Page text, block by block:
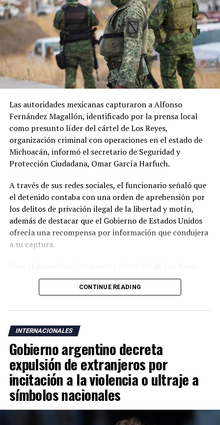
Las autoridades mexicanas capturaron a Alfonso
Fernández Magallón, identificado por la prensa local
como presunto líder del cártel de Los Reyes,
organización criminal con operaciones en el estado de
Michoacán, informó el secretario de Seguridad y
Protección Ciudadana, Omar García Harfuch.
A través de sus redes sociales, el funcionario señaló que
el detenido contaba con una orden de aprehensión por
los delitos de privación ilegal de la libertad y motín,
además de destacar que el Gobierno de Estados Unidos
ofrecía una recompensa por información que condujera
a su captura.
realizaron bloqueos carreteros e incendiaron vehículos
en dos municipios de Michoacán, en aparente reacción a
las autoridades mantienen el control de la situación y
garantizan la seguridad en la entidad.
Michoacán, considerado uno de los principales polos
agroexportadores de México y sede de un importante
puerto sobre el océano Pacífico, ha sido escenario de
disputas entre grupos del crimen organizado vinculadas
al narcotráfico, la extorsión y otras actividades ilícitas.
El embajador de Estados Unidos en México, Ronald
CONTINUE READING
INTERNACIONALES
Gobierno argentino decreta
expulsión de extranjeros por
incitación a la violencia o ultraje a
símbolos nacionales